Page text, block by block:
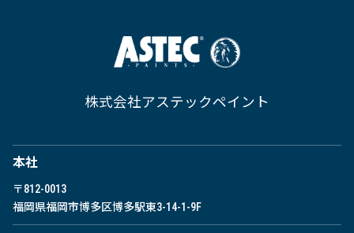
株式会社アステックペイント
本社
〒812-0013
福岡県福岡市博多区博多駅東3-14-1-9F